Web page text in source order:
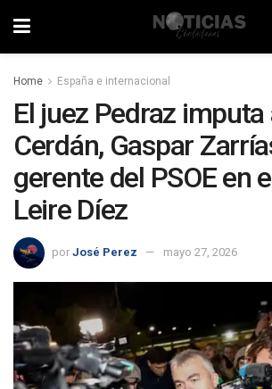
Home España e internacional
El juez Pedraz
Cerdán, Gaspar
gerente del PSOE en
Leire Díez
por José Perez mayo 27, 2026